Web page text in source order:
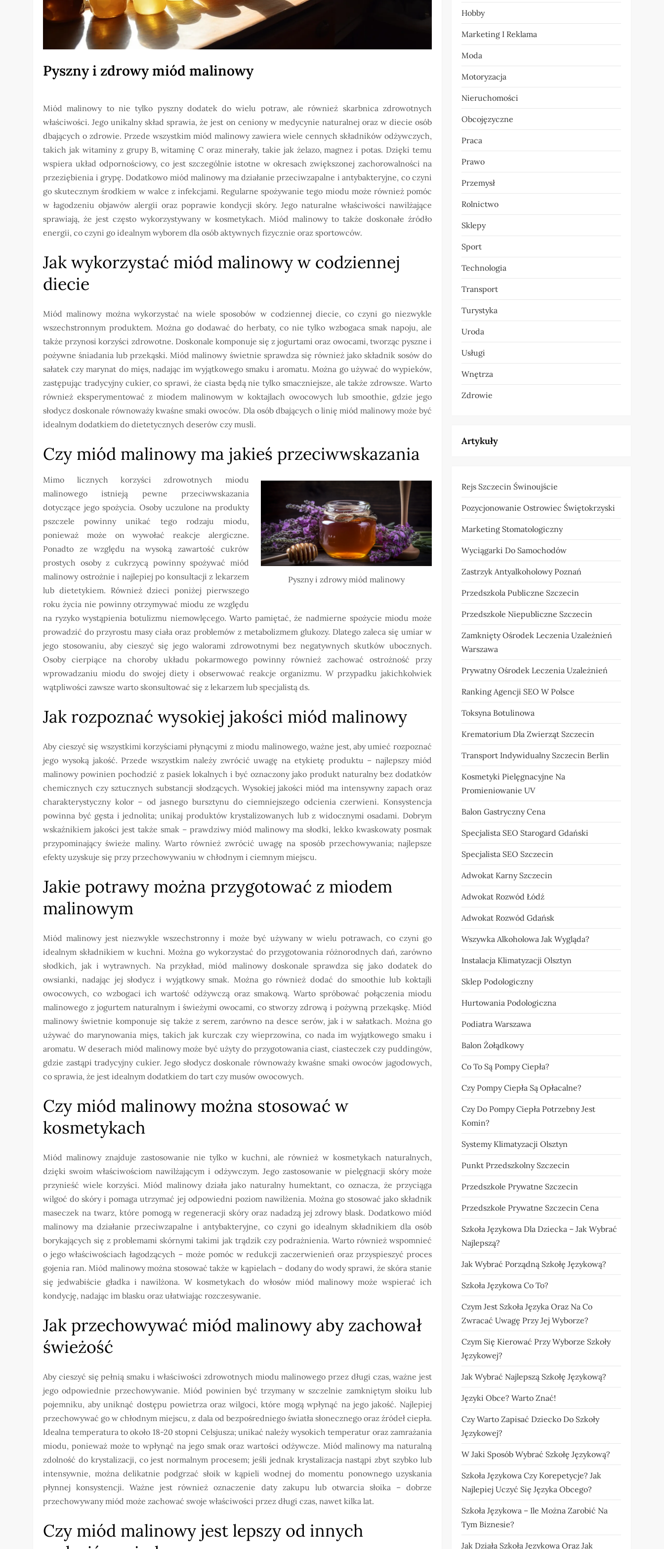
Pyszny i zdrowy miód malinowy
Miód malinowy to nie tylko pyszny dodatek do wielu potraw, ale również skarbnica zdrowotnych
właściwości. Jego unikalny skład sprawia, że jest on ceniony w medycynie naturalnej oraz w diecie osób
dbających o zdrowie. Przede wszystkim miód malinowy zawiera wiele cennych składników odżywczych,
takich jak witaminy z grupy B, witaminę C oraz minerały, takie jak żelazo, magnez i potas. Dzięki temu
wspiera układ odpornościowy, co jest szczególnie istotne w okresach zwiększonej zachorowalności na
przeziębienia i grypę. Dodatkowo miód malinowy ma działanie przeciwzapalne i antybakteryjne, co czyni
go skutecznym środkiem w walce z infekcjami. Regularne spożywanie tego miodu może również pomóc
w łagodzeniu objawów alergii oraz poprawie kondycji skóry. Jego naturalne właściwości nawilżające
sprawiają, że jest często wykorzystywany w kosmetykach. Miód malinowy to także doskonałe źródło
energii, co czyni go idealnym wyborem dla osób aktywnych fizycznie oraz sportowców.
Jak wykorzystać miód malinowy w codziennej
diecie
Miód malinowy można wykorzystać na wiele sposobów w codziennej diecie, co czyni go niezwykle
wszechstronnym produktem. Można go dodawać do herbaty, co nie tylko wzbogaca smak napoju, ale
także przynosi korzyści zdrowotne. Doskonale komponuje się z jogurtami oraz owocami, tworząc pyszne i
pożywne śniadania lub przekąski. Miód malinowy świetnie sprawdza się również jako składnik sosów do
sałatek czy marynat do mięs, nadając im wyjątkowego smaku i aromatu. Można go używać do wypieków,
zastępując tradycyjny cukier, co sprawi, że ciasta będą nie tylko smaczniejsze, ale także zdrowsze. Warto
również eksperymentować z miodem malinowym w koktajlach owocowych lub smoothie, gdzie jego
słodycz doskonale równoważy kwaśne smaki owoców. Dla osób dbających o linię miód malinowy może być
idealnym dodatkiem do dietetycznych deserów czy musli.
Czy miód malinowy ma jakieś przeciwwskazania
Pyszny i zdrowy miód malinowy
Mimo licznych korzyści zdrowotnych miodu
malinowego istnieją pewne przeciwwskazania
dotyczące jego spożycia. Osoby uczulone na produkty
pszczele powinny unikać tego rodzaju miodu,
ponieważ może on wywołać reakcje alergiczne.
Ponadto ze względu na wysoką zawartość cukrów
prostych osoby z cukrzycą powinny spożywać miód
malinowy ostrożnie i najlepiej po konsultacji z lekarzem
lub dietetykiem. Również dzieci poniżej pierwszego
roku życia nie powinny otrzymywać miodu ze względu
na ryzyko wystąpienia botulizmu niemowlęcego. Warto pamiętać, że nadmierne spożycie miodu może
prowadzić do przyrostu masy ciała oraz problemów z metabolizmem glukozy. Dlatego zaleca się umiar w
jego stosowaniu, aby cieszyć się jego walorami zdrowotnymi bez negatywnych skutków ubocznych.
Osoby cierpiące na choroby układu pokarmowego powinny również zachować ostrożność przy
wprowadzaniu miodu do swojej diety i obserwować reakcje organizmu. W przypadku jakichkolwiek
wątpliwości zawsze warto skonsultować się z lekarzem lub specjalistą ds.
Jak rozpoznać wysokiej jakości miód malinowy
Aby cieszyć się wszystkimi korzyściami płynącymi z miodu malinowego, ważne jest, aby umieć rozpoznać
jego wysoką jakość. Przede wszystkim należy zwrócić uwagę na etykietę produktu – najlepszy miód
malinowy powinien pochodzić z pasiek lokalnych i być oznaczony jako produkt naturalny bez dodatków
chemicznych czy sztucznych substancji słodzących. Wysokiej jakości miód ma intensywny zapach oraz
charakterystyczny kolor – od jasnego bursztynu do ciemniejszego odcienia czerwieni. Konsystencja
powinna być gęsta i jednolita; unikaj produktów krystalizowanych lub z widocznymi osadami. Dobrym
wskaźnikiem jakości jest także smak – prawdziwy miód malinowy ma słodki, lekko kwaskowaty posmak
przypominający świeże maliny. Warto również zwrócić uwagę na sposób przechowywania; najlepsze
efekty uzyskuje się przy przechowywaniu w chłodnym i ciemnym miejscu.
Jakie potrawy można przygotować z miodem
malinowym
Miód malinowy jest niezwykle wszechstronny i może być używany w wielu potrawach, co czyni go
idealnym składnikiem w kuchni. Można go wykorzystać do przygotowania różnorodnych dań, zarówno
słodkich, jak i wytrawnych. Na przykład, miód malinowy doskonale sprawdza się jako dodatek do
owsianki, nadając jej słodycz i wyjątkowy smak. Można go również dodać do smoothie lub koktajli
owocowych, co wzbogaci ich wartość odżywczą oraz smakową. Warto spróbować połączenia miodu
malinowego z jogurtem naturalnym i świeżymi owocami, co stworzy zdrową i pożywną przekąskę. Miód
malinowy świetnie komponuje się także z serem, zarówno na desce serów, jak i w sałatkach. Można go
używać do marynowania mięs, takich jak kurczak czy wieprzowina, co nada im wyjątkowego smaku i
aromatu. W deserach miód malinowy może być użyty do przygotowania ciast, ciasteczek czy puddingów,
gdzie zastąpi tradycyjny cukier. Jego słodycz doskonale równoważy kwaśne smaki owoców jagodowych,
co sprawia, że jest idealnym dodatkiem do tart czy musów owocowych.
Czy miód malinowy można stosować w
kosmetykach
Miód malinowy znajduje zastosowanie nie tylko w kuchni, ale również w kosmetykach naturalnych,
dzięki swoim właściwościom nawilżającym i odżywczym. Jego zastosowanie w pielęgnacji skóry może
przynieść wiele korzyści. Miód malinowy działa jako naturalny humektant, co oznacza, że przyciąga
wilgoć do skóry i pomaga utrzymać jej odpowiedni poziom nawilżenia. Można go stosować jako składnik
maseczek na twarz, które pomogą w regeneracji skóry oraz nadadzą jej zdrowy blask. Dodatkowo miód
malinowy ma działanie przeciwzapalne i antybakteryjne, co czyni go idealnym składnikiem dla osób
borykających się z problemami skórnymi takimi jak trądzik czy podrażnienia. Warto również wspomnieć
o jego właściwościach łagodzących – może pomóc w redukcji zaczerwienień oraz przyspieszyć proces
gojenia ran. Miód malinowy można stosować także w kąpielach – dodany do wody sprawi, że skóra stanie
się jedwabiście gładka i nawilżona. W kosmetykach do włosów miód malinowy może wspierać ich
kondycję, nadając im blasku oraz ułatwiając rozczesywanie.
Jak przechowywać miód malinowy aby zachował
świeżość
Aby cieszyć się pełnią smaku i właściwości zdrowotnych miodu malinowego przez długi czas, ważne jest
jego odpowiednie przechowywanie. Miód powinien być trzymany w szczelnie zamkniętym słoiku lub
pojemniku, aby uniknąć dostępu powietrza oraz wilgoci, które mogą wpłynąć na jego jakość. Najlepiej
przechowywać go w chłodnym miejscu, z dala od bezpośredniego światła słonecznego oraz źródeł ciepła.
Idealna temperatura to około 18-20 stopni Celsjusza; unikać należy wysokich temperatur oraz zamrażania
miodu, ponieważ może to wpłynąć na jego smak oraz wartości odżywcze. Miód malinowy ma naturalną
zdolność do krystalizacji, co jest normalnym procesem; jeśli jednak krystalizacja nastąpi zbyt szybko lub
intensywnie, można delikatnie podgrzać słoik w kąpieli wodnej do momentu ponownego uzyskania
płynnej konsystencji. Ważne jest również oznaczenie daty zakupu lub otwarcia słoika – dobrze
przechowywany miód może zachować swoje właściwości przez długi czas, nawet kilka lat.
Czy miód malinowy jest lepszy od innych
Hobby
Marketing I Reklama
Moda
Motoryzacja
Nieruchomości
Obcojęzyczne
Praca
Prawo
Przemysł
Rolnictwo
Sklepy
Sport
Technologia
Transport
Turystyka
Uroda
Usługi
Wnętrza
Zdrowie
Artykuły
Rejs Szczecin Świnoujście
Pozycjonowanie Ostrowiec Świętokrzyski
Marketing Stomatologiczny
Wyciągarki Do Samochodów
Zastrzyk Antyalkoholowy Poznań
Przedszkola Publiczne Szczecin
Przedszkole Niepubliczne Szczecin
Zamknięty Ośrodek Leczenia Uzależnień
Warszawa
Prywatny Ośrodek Leczenia Uzależnień
Ranking Agencji SEO W Polsce
Toksyna Botulinowa
Krematorium Dla Zwierząt Szczecin
Transport Indywidualny Szczecin Berlin
Kosmetyki Pielęgnacyjne Na
Promieniowanie UV
Balon Gastryczny Cena
Specjalista SEO Starogard Gdański
Specjalista SEO Szczecin
Adwokat Karny Szczecin
Adwokat Rozwód Łódź
Adwokat Rozwód Gdańsk
Wszywka Alkoholowa Jak Wygląda?
Instalacja Klimatyzacji Olsztyn
Sklep Podologiczny
Hurtowania Podologiczna
Podiatra Warszawa
Balon Żołądkowy
Co To Są Pompy Ciepła?
Czy Pompy Ciepła Są Opłacalne?
Czy Do Pompy Ciepła Potrzebny Jest
Komin?
Systemy Klimatyzacji Olsztyn
Punkt Przedszkolny Szczecin
Przedszkole Prywatne Szczecin
Przedszkole Prywatne Szczecin Cena
Szkoła Językowa Dla Dziecka – Jak Wybrać
Najlepszą?
Jak Wybrać Porządną Szkołę Językową?
Szkoła Językowa Co To?
Czym Jest Szkoła Języka Oraz Na Co
Zwracać Uwagę Przy Jej Wyborze?
Czym Się Kierować Przy Wyborze Szkoły
Językowej?
Jak Wybrać Najlepszą Szkołę Językową?
Języki Obce? Warto Znać!
Czy Warto Zapisać Dziecko Do Szkoły
Językowej?
W Jaki Sposób Wybrać Szkołę Językową?
Szkoła Językowa Czy Korepetycje? Jak
Najlepiej Uczyć Się Języka Obcego?
Szkoła Językowa – Ile Można Zarobić Na
Tym Biznesie?
Jak Działa Szkoła Językowa Oraz Jak